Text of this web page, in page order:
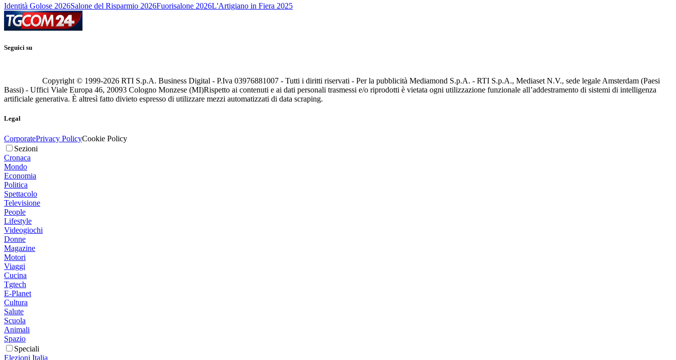
Identità Golose 2026Salone del Risparmio 2026Fuorisalone 2026L'Artigiano in Fiera 2025
Seguici su
Copyright © 1999-2026 RTI S.p.A. Business Digital - P.Iva 03976881007 - Tutti i diritti riservati - Per la pubblicità Mediamond S.p.A. - RTI S.p.A., Mediaset N.V., sede legale Amsterdam (Paesi
Bassi) - Uffici Viale Europa 46, 20093 Cologno Monzese (MI)Rispetto ai contenuti e ai dati personali trasmessi e/o riprodotti è vietata ogni utilizzazione funzionale all’addestramento di sistemi di intelligenza
artificiale generativa. È altresì fatto divieto espresso di utilizzare mezzi automatizzati di data scraping.
Legal
CorporatePrivacy PolicyCookie Policy
Sezioni
Cronaca
Mondo
Economia
Politica
Spettacolo
Televisione
People
Lifestyle
Videogiochi
Donne
Magazine
Motori
Viaggi
Cucina
Tgtech
E-Planet
Cultura
Salute
Scuola
Animali
Spazio
Speciali
Elezioni Italia